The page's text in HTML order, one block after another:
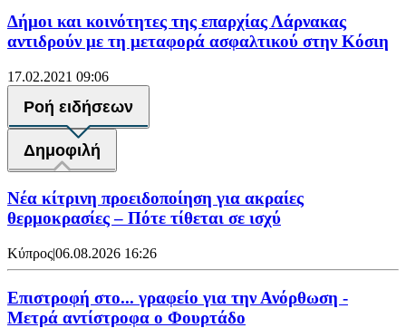
Δήμοι και κοινότητες της επαρχίας Λάρνακας
αντιδρούν με τη μεταφορά ασφαλτικού στην Κόσιη
17.02.2021 09:06
Ροή ειδήσεων
Δημοφιλή
Νέα κίτρινη προειδοποίηση για ακραίες
θερμοκρασίες – Πότε τίθεται σε ισχύ
Κύπρος|06.08.2026 16:26
Επιστροφή στο... γραφείο για την Ανόρθωση -
Μετρά αντίστροφα ο Φουρτάδο